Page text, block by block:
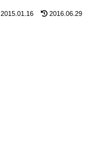
2015.01.16 2016.06.29